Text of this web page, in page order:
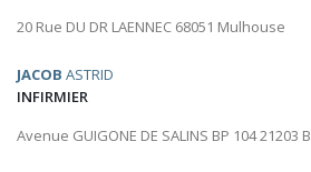
20 Rue DU DR LAENNEC 68051 Mulhouse
JACOB ASTRID
INFIRMIER
Avenue GUIGONE DE SALINS BP 104 21203